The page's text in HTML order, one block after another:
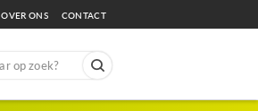
OVER ONS CONTACT